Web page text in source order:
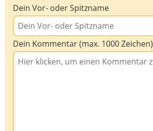
Dein Vor- oder Spitzname
Dein Kommentar (max. 1000 Zeichen)